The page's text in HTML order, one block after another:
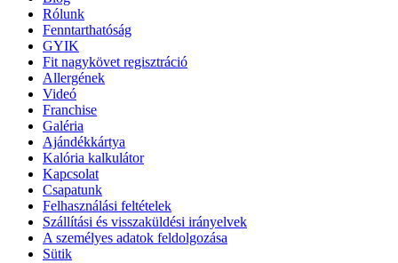
Rólunk
Fenntarthatóság
GYIK
Fit nagykövet regisztráció
Allergének
Videó
Franchise
Galéria
Ajándékkártya
Kalória kalkulátor
Kapcsolat
Csapatunk
Felhasználási feltételek
Szállítási és visszaküldési irányelvek
A személyes adatok feldolgozása
Sütik